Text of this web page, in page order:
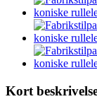
Kort